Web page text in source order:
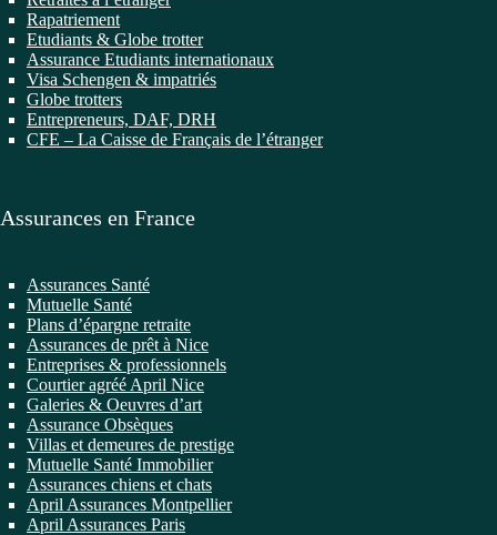
Rapatriement
Etudiants & Globe trotter
Assurance Etudiants internationaux
Visa Schengen & impatriés
Globe trotters
Entrepreneurs, DAF, DRH
CFE – La Caisse de Français de l’étranger
Assurances en France
Assurances Santé
Mutuelle Santé
Plans d’épargne retraite
Assurances de prêt à Nice
Entreprises & professionnels
Courtier agréé April Nice
Galeries & Oeuvres d’art
Assurance Obsèques
Villas et demeures de prestige
Mutuelle Santé Immobilier
Assurances chiens et chats
April Assurances Montpellier
April Assurances Paris